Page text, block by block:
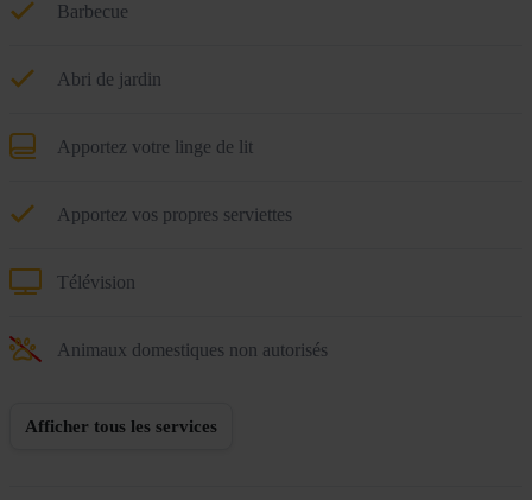
Barbecue
Abri de jardin
Apportez votre linge de lit
Apportez vos propres serviettes
Télévision
Animaux domestiques non autorisés
Afficher tous les services